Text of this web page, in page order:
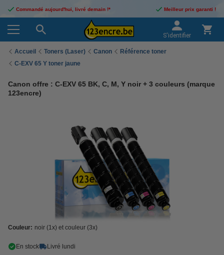
Commandé aujourd'hui, livré demain !* Meilleur prix garanti !
S'identifier
Accueil Toners (Laser) Canon
Référence toner
C-EXV 65 Y toner jaune
Canon offre : C-EXV 65 BK, C, M, Y noir + 3 couleurs (marque
123encre)
Couleur: noir (1x) et couleur (3x)
En stock Livré lundi